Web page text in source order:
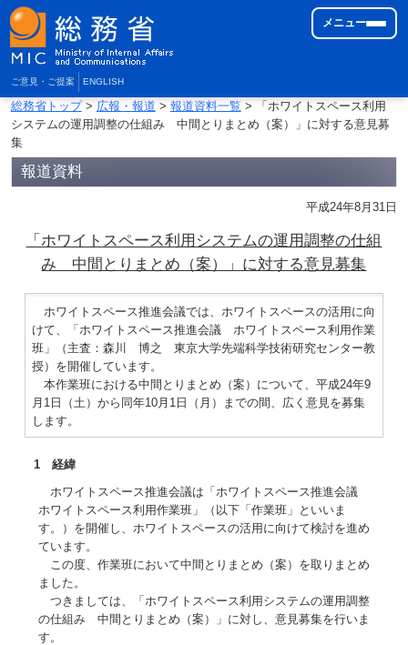
ご意見・ご提案 ENGLISH
メニュー
総務省トップ> 広報・報道 > 報道資料一覧> 「ホワイトスペース利用
システムの運用調整の仕組み 中間とりまとめ（案）」に対する意見募
集
報道資料
平成24年8月31日
「ホワイトスペース利用システムの運用調整の仕組
み 中間とりまとめ（案）」に対する意見募集
ホワイトスペース推進会議では、ホワイトスペースの活用に向
けて、「ホワイトスペース推進会議 ホワイトスペース利用作業
班」（主査：森川 博之 東京大学先端科学技術研究センター教
授）を開催しています。
本作業班における中間とりまとめ（案）について、平成24年9
月1日（土）から同年10月1日（月）までの間、広く意見を募集
します。
1 経緯
ホワイトスペース推進会議は「ホワイトスペース推進会議
ホワイトスペース利用作業班」（以下「作業班」といいま
す。）を開催し、ホワイトスペースの活用に向けて検討を進め
ています。
この度、作業班において中間とりまとめ（案）を取りまとめ
ました。
つきましては、「ホワイトスペース利用システムの運用調整
の仕組み 中間とりまとめ（案）」に対し、意見募集を行いま
す。